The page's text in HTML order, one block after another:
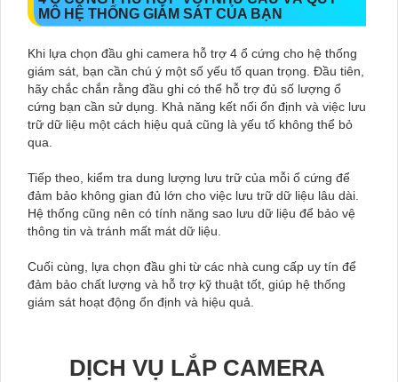
MÔ HỆ THỐNG GIÁM SÁT CỦA BẠN
Khi lựa chọn đầu ghi camera hỗ trợ 4 ổ cứng cho hệ thống
giám sát, bạn cần chú ý một số yếu tố quan trọng. Đầu tiên,
hãy chắc chắn rằng đầu ghi có thể hỗ trợ đủ số lượng ổ
cứng bạn cần sử dụng. Khả năng kết nối ổn định và việc lưu
trữ dữ liệu một cách hiệu quả cũng là yếu tố không thể bỏ
qua.
Tiếp theo, kiểm tra dung lượng lưu trữ của mỗi ổ cứng để
đảm bảo không gian đủ lớn cho việc lưu trữ dữ liệu lâu dài.
Hệ thống cũng nên có tính năng sao lưu dữ liệu để bảo vệ
thông tin và tránh mất mát dữ liệu.
Cuối cùng, lựa chọn đầu ghi từ các nhà cung cấp uy tín để
đảm bảo chất lượng và hỗ trợ kỹ thuật tốt, giúp hệ thống
giám sát hoạt động ổn định và hiệu quả.
DỊCH VỤ LẮP CAMERA